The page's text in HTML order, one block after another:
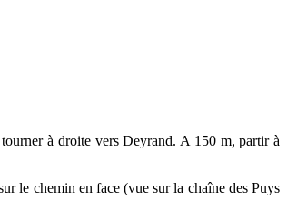
à droite vers Deyrand. A 150 m, partir à
le chemin en face (vue sur la chaîne des Puys